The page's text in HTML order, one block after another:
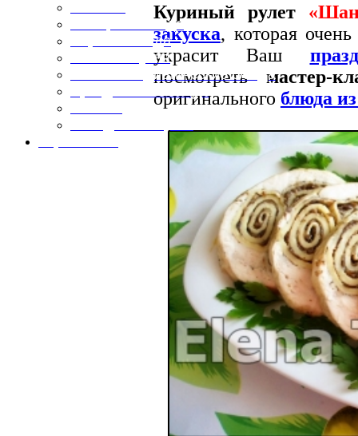
Овощные блюда
Первые блюда
Полевая кухня
Постные и диетические блюда
Куриный рулет
закуска, которая
украсит Ваш
посмотреть мастер-
оригинального блюда